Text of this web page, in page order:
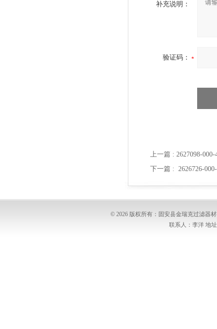
补充说明：
验证码：
上一篇 : 2627098-
下一篇 : 2626726-
© 2026 版权所有：固安县金瑞克过滤器
联系人：李洋 地